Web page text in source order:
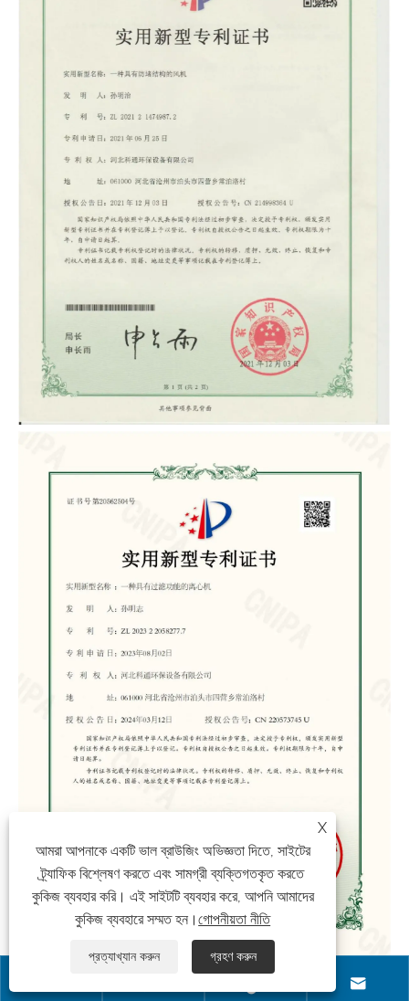

X
আমরা আপনাকে একটি ভাল ব্রাউজিং অভিজ্ঞতা দিতে, সাইটের
ট্র্যাফিক বিশ্লেষণ করতে এবং সামগ্রী ব্যক্তিগতকৃত করতে
কুকিজ ব্যবহার করি। এই সাইটটি ব্যবহার করে, আপনি আমাদের
কুকিজ ব্যবহারে সম্মত হন।গোপনীয়তা নীতি
প্রত্যাখ্যান করুন গ্রহণ করুন